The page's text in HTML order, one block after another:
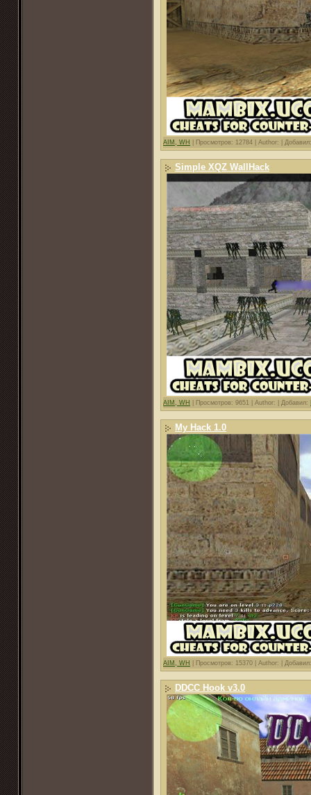
AIM, WH Просмотров: 12784 | Author: |
Simple XQZ WallHack
AIM, WH Просмотров: 9651 | Author: | Добавил:
My Hack 1.0
AIM, WH Просмотров: 15370 | Author: |
DDCC Hook v3.0